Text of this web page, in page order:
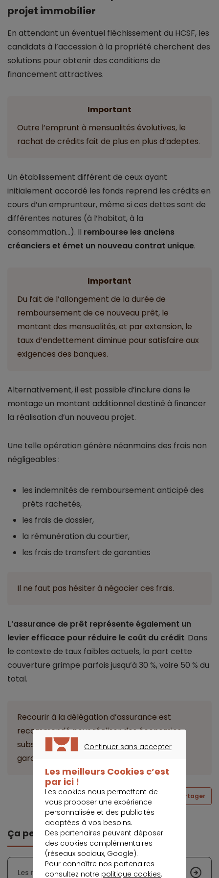
projet immobilier
En attendant un éventuel fléchissement du HCSF, les
candidats à l’accession à la propriété cherchent des
solutions pour obtenir des conditions de
financement attractives.
Important
Outre l’emprunt à mensualités évolutives, le
rachat de crédits fait de plus en plus d’adeptes.
Un établissement différent de ceux ayant
initialement accordé les fonds reprend les crédits en
cours d’un emprunteur, même si ces dettes sont de
différentes natures (à l’habitat, à la
consommation…). Il rembourse les anciens
créanciers et émet un nouveau contrat unique.
Important
Du fait de l’allongement de la durée de
remboursement de ce nouveau prêt, le
montant des mensualités, et par extension, le
taux d’endettement diminue pour satisfaire aux
exigences des banques.
Alternativement, il est possible d’inclure dans le
montage un montant additionnel destiné à financer
la réalisation d’un nouveau projet.
Une telle opération génère néanmoins des frais non
négligeables :
les indemnités de remboursement anticipé des
prêts rachetés,
les frais de dossier,
la rémunération du courtier,
les frais de transfert de garanties
Il ne faut pas hésiter à négocier ces frais.
L’assurance de prêt représente également un
levier efficace pour réduire le coût du crédit. Dans
le contexte de taux faibles actuels, la part cette
couverture grimpe parfois jusqu’à 30 %, voire 50 % du
total.
Recourir à la délégation d’assurance est
recommandé pour réaliser des économies
substantielles sans compromis sur les
garanties.
Partager
Ça peut vous intéresser
Les riches désertent New York
Continuer sans accepter
Les meilleurs Cookies c’est
par ici !
Les cookies nous permettent de
vous proposer une expérience
personnalisée et des publicités
adaptées à vos besoins.
Des partenaires peuvent déposer
des cookies complémentaires
(réseaux sociaux, Google).
Pour connaître nos partenaires
consultez notre politique cookies.